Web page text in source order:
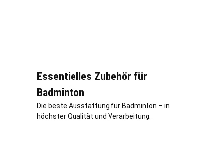
Essentielles Zubehör für
Badminton
Die beste Ausstattung für Badminton – in
höchster Qualität und Verarbeitung.